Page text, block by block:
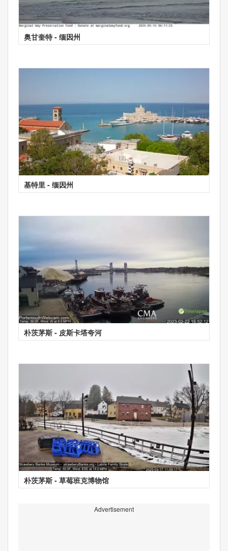
奥甘奎特 - 缅因州
基特里 - 缅因州
朴茨茅斯 - 皮斯卡塔夸河
朴茨茅斯 - 草莓班克博物馆
Advertisement